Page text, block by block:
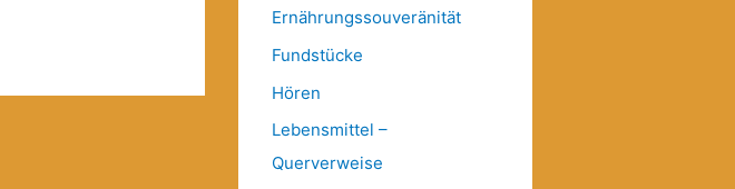
Ernährungssouveränität
Fundstücke
Hören
Lebensmittel –
Querverweise